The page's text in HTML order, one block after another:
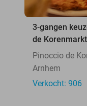
3-gangen
de Korenmarkt
Pinoccio de
Arnhem
Verkocht: 906